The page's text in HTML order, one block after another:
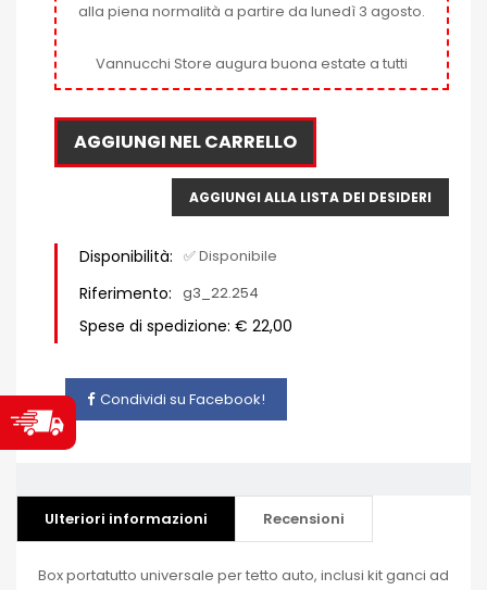
alla piena normalità a partire da lunedì 3 agosto.
Vannucchi Store augura buona estate a tutti
AGGIUNGI NEL CARRELLO
AGGIUNGI ALLA LISTA DEI DESIDERI
Disponibilità: ✅ Disponibile
Riferimento: g3_22.254
Spese di spedizione: € 22,00
Condividi su Facebook!
Ulteriori informazioni Recensioni
Box portatutto universale per tetto auto, inclusi kit ganci ad